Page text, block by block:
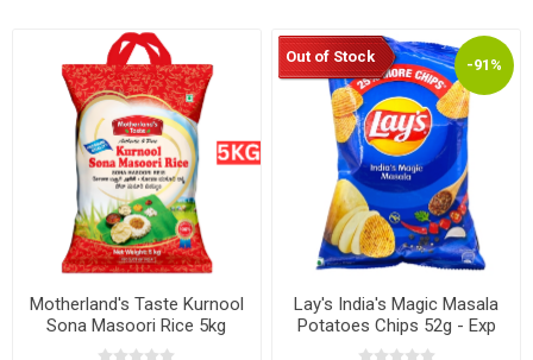
Motherland's Taste Kurnool
Sona Masoori Rice 5kg
-91%
Out of Stock
Lay's India's Magic Masala
Potatoes Chips 52g - Exp
30.05.2026